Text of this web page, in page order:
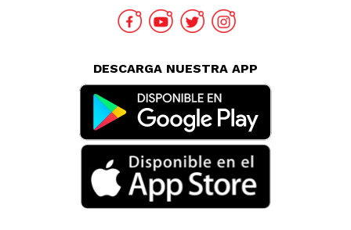
TAMBIÉN TE PUEDE INTERESAR
Nuestras Tiendas
Consultas y Sugerencias